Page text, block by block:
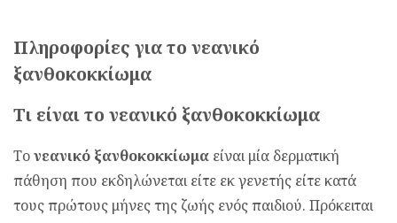
Πληροφορίες για το νεανικό
ξανθοκοκκίωμα
Τι είναι το νεανικό ξανθοκοκκίωμα
Τονεανικό ξανθοκοκκίωμα είναι μία δερματική
πάθηση που εκδηλώνεται είτε εκ γενετής είτε κατά
τους πρώτους μήνες της ζωής ενός παιδιού. Πρόκειται